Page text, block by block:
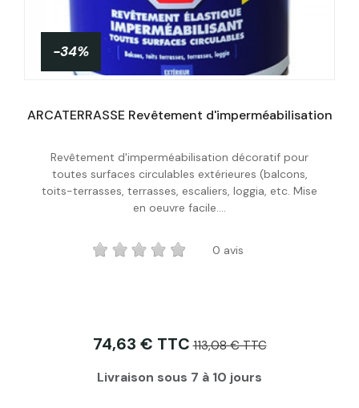
Personnaliser
-34%
ARCATERRASSE Revêtement d'imperméabilisation
Revêtement d'imperméabilisation décoratif pour
toutes surfaces circulables extérieures (balcons,
toits-terrasses, terrasses, escaliers, loggia, etc. Mise
en oeuvre facile....
0 avis
74,63 € TTC 113,08 € TTC
Livraison sous 7 à 10 jours